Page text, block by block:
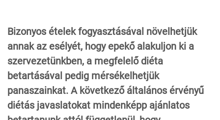
Bizonyos ételek fogyasztásával növelhetjük
annak az esélyét, hogy epekő alakuljon ki a
szervezetünkben, a megfelelő diéta
betartásával pedig mérsékelhetjük
panaszainkat. A következő általános érvényű
diétás javaslatokat mindenképp ajánlatos